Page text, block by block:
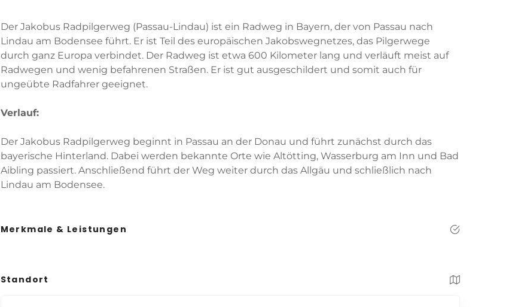
Der Jakobus Radpilgerweg (Passau-Lindau) ist ein Radweg in Bayern, der von Passau nach
Lindau am Bodensee führt. Er ist Teil des europäischen Jakobswegnetzes, das Pilgerwege
durch ganz Europa verbindet. Der Radweg ist etwa 600 Kilometer lang und verläuft meist auf
Radwegen und wenig befahrenen Straßen. Er ist gut ausgeschildert und somit auch für
ungeübte Radfahrer geeignet.
Verlauf:
Der Jakobus Radpilgerweg beginnt in Passau an der Donau und führt zunächst durch das
bayerische Hinterland. Dabei werden bekannte Orte wie Altötting, Wasserburg am Inn und Bad
Aibling passiert. Anschließend führt der Weg weiter durch das Allgäu und schließlich nach
Lindau am Bodensee.
Merkmale & Leistungen
Standort